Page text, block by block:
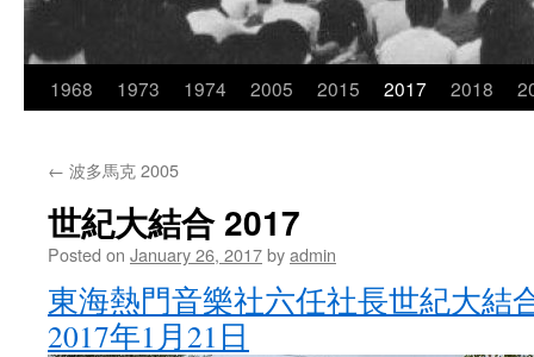
Skip
content
1968 1973 1974 2005 2015 2017 2018
← 波多馬克 2005
世紀大結合 2017
Posted on January 26, 2017byadmin
東海熱門音樂社六任社長世紀大結
2017年1月21日